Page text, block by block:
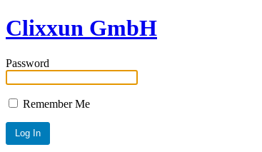
Clixxun GmbH
Password
Remember Me